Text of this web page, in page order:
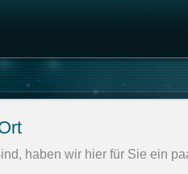
haben wir hier für Sie ein